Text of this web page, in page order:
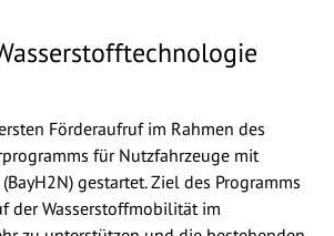
Förderaufruf im Rahmen des
für Nutzfahrzeuge mit
gestartet. Ziel des Programms
der Wasserstoffmobilität im